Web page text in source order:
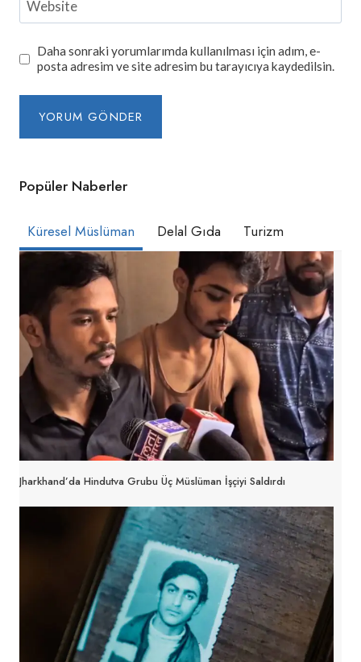
Website
Daha sonraki yorumlarımda kullanılması için adım, e-
posta adresim ve site adresim bu tarayıcıya kaydedilsin.
Popüler Naberler
Küresel Müslüman Delal Gıda Turizm
Jharkhand’da Hindutva Grubu Üç Müslüman İşçiyi Saldırdı